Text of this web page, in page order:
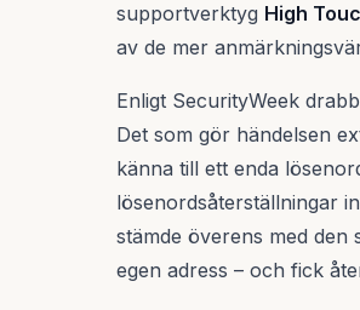
supportverktyg High
av de mer
Enligt SecurityWeek
Det som gör händelsen
känna till ett enda
lösenordsåterställningar
stämde överens med
egen adress – och fick